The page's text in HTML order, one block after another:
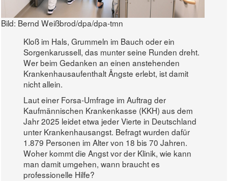
Bild: Bernd Weißbrod/dpa/dpa-tmn
Kloß im Hals, Grummeln im Bauch oder ein
Sorgenkarussell, das munter seine Runden dreht.
Wer beim Gedanken an einen anstehenden
Krankenhausaufenthalt Ängste erlebt, ist damit
nicht allein.
Laut einer Forsa-Umfrage im Auftrag der
Kaufmännischen Krankenkasse (KKH) aus dem
Jahr 2025 leidet etwa jeder Vierte in Deutschland
unter Krankenhausangst. Befragt wurden dafür
1.879 Personen im Alter von 18 bis 70 Jahren.
Woher kommt die Angst vor der Klinik, wie kann
man damit umgehen, wann braucht es
professionelle Hilfe?